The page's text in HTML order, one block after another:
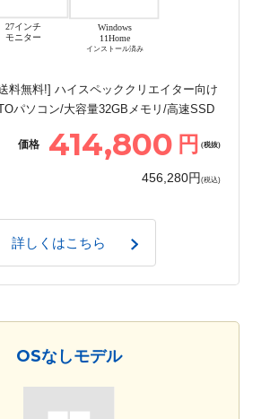
27インチ
モニター
Windows
11Home
インストール済み
料無料!] ハイスペッククリエイター向け
パソコン/大容量32GBメモリ/高速SSD
価格 414,800 円 (税抜)
456,280円 (税込)
詳しくはこちら
OSなしモデル